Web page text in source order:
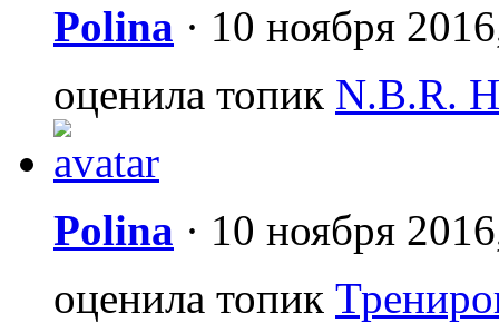
Polina · 10 ноября
оценила топик N.B.R.
Polina · 10 ноября
оценила топик